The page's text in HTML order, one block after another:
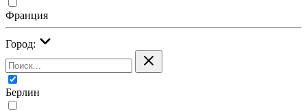
Франция
Город:
Берлин